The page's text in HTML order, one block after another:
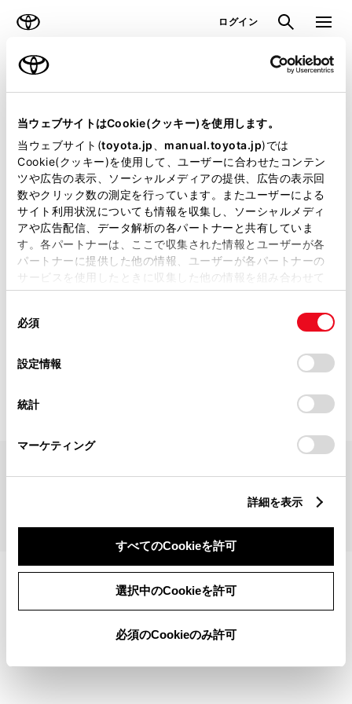
当ウェブサイトはCookie(クッキー)を使用します。
当ウェブサイト(toyota.jp manual.toyota.jp)では
Cookie(クッキー)を使用して、ユーザーに合わせたコンテン
ツや広告の表示、ソーシャルメディアの提供、広告の表示回
数やクリック数の測定を行っています。またユーザーによる
サイト利用状況についても情報を収集し、ソーシャルメディ
アや広告配信、データ解析の各パートナーと共有していま
す。各パートナーは、ここで収集された情報とユーザーが各
パートナーに提供した他の情報、ユーザーが各パートナーの
サービスを使用したときに収集した他の情報を組み合わせて
使用することがあります。当ウェブサイトの使用を続行する
デバイスにすべてのCookie(クッキー)が保存されることに同
意したことになります。Cookie(クッキー)のオプトアウト、
設定の変更、同意を撤回したりするにあたっては、当社の
「Cookie（クッキー）情報の取り扱いについて
」をご覧くだ
必須
設定情報
統計
マーケティング
詳細を表示
すべてのCookieを許可
選択中のCookieを許可
必須のCookieのみ許可
ログイン 検索 メニュ
ラインアップ トピックス
見積りシミュレーション
見積りシミュレーションのデータが
正常に取得できませんでした。
詳しくは販売店までお問合せくださ
い。
（2-7-4）
見積りシミュレーショントップへ
TOYOTAアカウント利用規約反社会的勢力に対する基本方針企業情報
©1995-2026 TOYOTA MOTOR CORPORATION. ALL RIGHTS RESERVED.